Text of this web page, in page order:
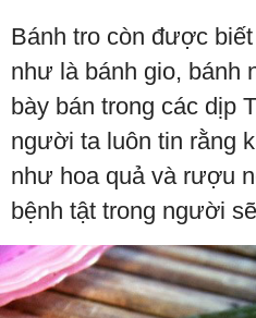
Bánh tro còn được
như là bánh gio, bánh
bày bán trong các dịp
người ta luôn tin rằng
như hoa quả và rượu
bệnh tật trong người